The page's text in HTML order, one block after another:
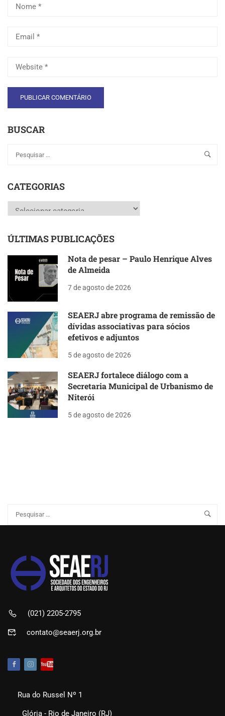
BUSCAR
CATEGORIAS
Categorias
ÚLTIMAS PUBLICAÇÕES
Nota de pesar – Paulo Henrique Alves
de Almeida
7 de agosto de 2026
SEAERJ abre programa de remissão de
dívidas associativas para sócios
efetivos e adjuntos
5 de agosto de 2026
SEAERJ fortalece diálogo com a
Secretaria Municipal de Urbanismo de
Niterói
5 de agosto de 2026
(021) 2205-2795
contato@seaerj.org.br
Rua do Russel Nº 1
Glória - Rio de Janeiro (RJ)